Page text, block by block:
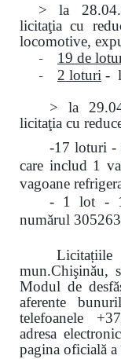
> la
licitaţiacu
locomotive,
- 19 de
- 2 loturi -
> la
licitaţia cu
-17 loturi -
care includ 1
vagoane
- 1 lot - 1
numărul
mun.Chişinău,
Modul de
aferente
telefoanele
adresa
pagina oficială